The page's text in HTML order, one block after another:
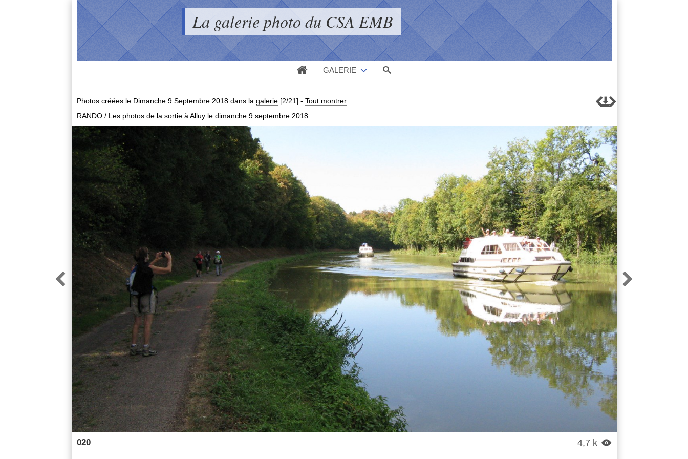
La galerie photo du CSA EMB
GALERIE
Photos créées le Dimanche 9 Septembre 2018dans la galerie [2/21] - Tout montrer
RANDO / Les photos de la sortie à Alluy le dimanche 9 septembre 2018

 
4,7 k 
020